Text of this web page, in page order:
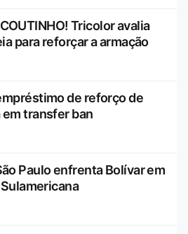
Tricolor avalia
para reforçar a armação
de reforço de
em transfer ban
Paulo enfrenta Bolívar em